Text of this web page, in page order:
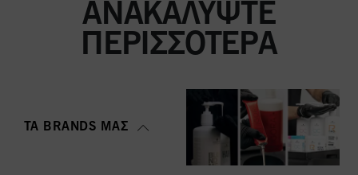
ΑΝΑΚΑΛΎΨΤΕ
ΠΕΡΙΣΣΌΤΕΡΑ
ΤΑ BRANDS ΜΑΣ